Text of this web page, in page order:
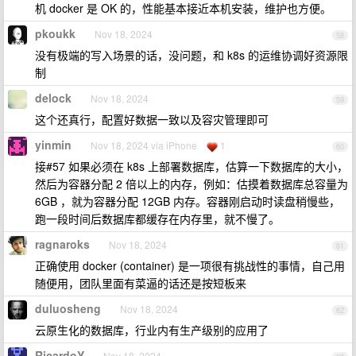
机 docker 是 OK 的，性能基本接近本机安装，维护也方便。
58
pkoukk Nov 18, 2024
没有极端的写入场景的话，没问题，和 k8s 的运维协调好资源限
制
59
delock Nov 18, 2024
这个还真行，配置好数据一致以及容灾管理即可
60
yinmin Nov 18, 2024 via iPhone 1
接#57 如果必须在 k8s 上部署数据库，估算一下数据库的大小，
然后为容器分配 2 倍以上的内存，例如：估摸着数据库总容量为
6GB ，就为容器分配 12GB 内存。容器刚启动时读盘稍慢些，
跑一段时间后数据库都缓存在内存里，就不慢了。
61
ragnaroks Nov 18, 2024
正确使用 docker (container) 是一项很有挑战性的事情，自己用
随便用，团队里面有菜逼的话还是按短板来
62
duluosheng Nov 18, 2024
云原生化的数据库，行业内有生产级别的应用了